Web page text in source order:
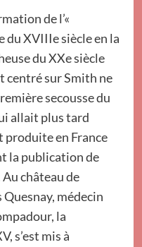
de l’«
du XVIIIe siècle en la
du XXe siècle
centré sur Smith ne
secousse du
allait plus tard
produite en France
la publication de
château de
Quesnay, médecin
la
s’est mis à